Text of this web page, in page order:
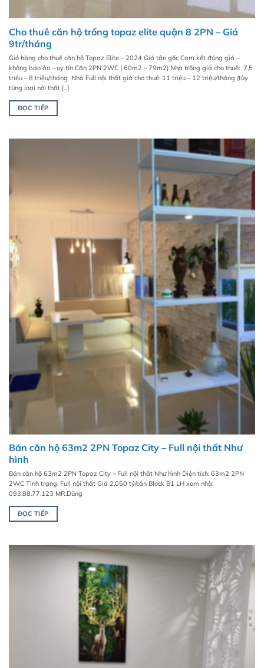
Cho thuê căn hộ trống topaz elite quận 8 2PN – Giá
9tr/tháng
Giỏ hàng cho thuê căn hộ Topaz Elite – 2024 Giá tận gốc Cam kết đúng giá –
không báo ảo – uy tín Căn 2PN 2WC ( 60m2 – 79m2) Nhà trống giá cho thuê: 7,5
triệu – 8 triệu/tháng Nhà Full nội thất giá cho thuê: 11 triệu – 12 triệu/tháng (tùy
từng loại nội thất [...]
ĐỌC TIẾP
Bán căn hộ 63m2 2PN Topaz City – Full nội thất Như
hình
Bán căn hộ 63m2 2PN Topaz City – Full nội thất Như hình Diện tích: 63m2 2PN
2WC Tình trạng: Full nội thất Giá 2,050 tỷ/căn Block B1 LH xem nhà:
093.88.77.123 MR.Dũng
ĐỌC TIẾP